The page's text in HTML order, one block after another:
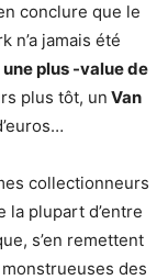
conclure que le
n’a jamais été
une plus -value de
plus tôt, un Van
collectionneurs
la plupart d’entre
s’en remettent
des